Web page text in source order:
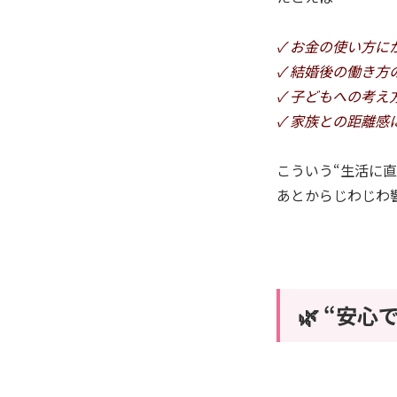
✓ お金の使い方に
✓ 結婚後の働き方
✓ 子どもへの考え
✓ 家族との距離感
こういう“生活に
あとからじわじわ
🌿 “安心